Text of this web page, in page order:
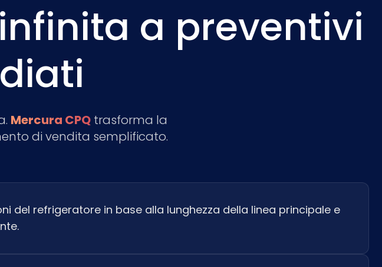
a preventivi
Mercura CPQ trasforma la
di vendita semplificato.
del refrigeratore in base alla lunghezza della linea principale e